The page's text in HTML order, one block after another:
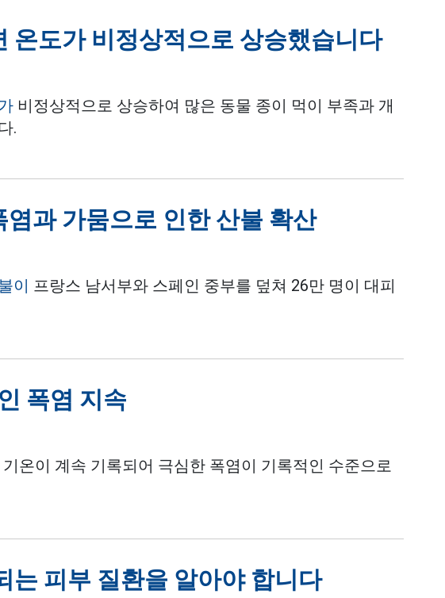
온도가 비정상적으로 상승했습니다
비정상적으로 상승하여 많은 동물 종이 먹이 부족과 개
.
과 가뭄으로 인한 산불 확산
이 프랑스 남서부와 스페인 중부를 덮쳐 26만 명이 대피
폭염 지속
온이 계속 기록되어 극심한 폭염이 기록적인 수준으로
는 피부 질환을 알아야 합니다